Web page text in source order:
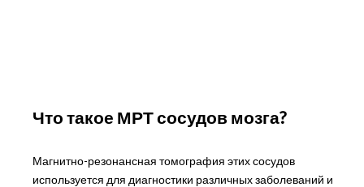
Что такое МРТ сосудов мозга?
Магнитно-резонансная томография этих сосудов
используется для диагностики различных заболеваний и